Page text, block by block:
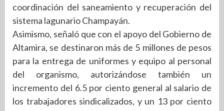
coordinación del saneamiento y recuperación del
sistema lagunario Champayán.
Asimismo, señaló que con el apoyo del Gobierno de
Altamira, se destinaron más de 5 millones de pesos
para la entrega de uniformes y equipo al personal
del organismo, autorizándose también un
incremento del 6.5 por ciento general al salario de
los trabajadores sindicalizados, y un 13 por ciento